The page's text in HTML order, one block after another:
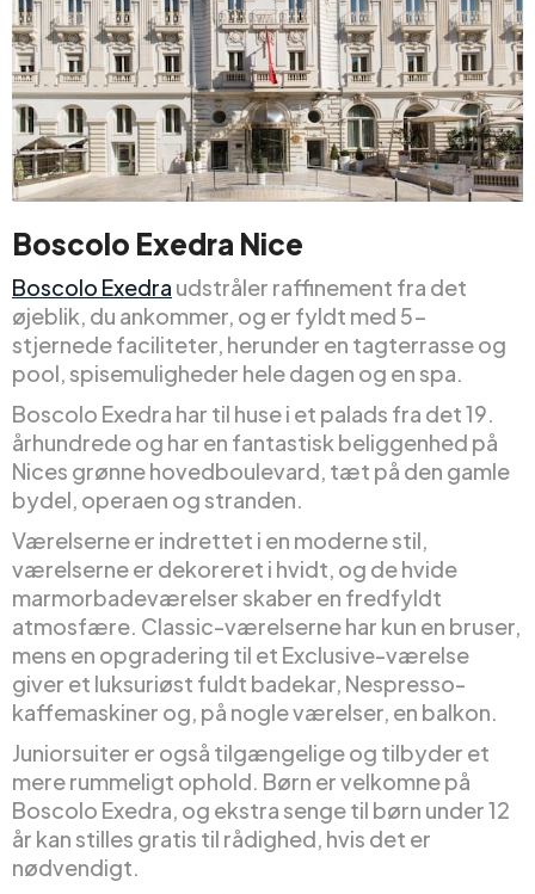
Boscolo Exedra Nice
Boscolo Exedra udstråler raffinement fra det
øjeblik, du ankommer, og er fyldt med 5-
stjernede faciliteter, herunder en tagterrasse og
pool, spisemuligheder hele dagen og en spa.
Boscolo Exedra har til huse i et palads fra det 19.
århundrede og har en fantastisk beliggenhed på
Nices grønne hovedboulevard, tæt på den gamle
bydel, operaen og stranden.
Værelserne er indrettet i en moderne stil,
værelserne er dekoreret i hvidt, og de hvide
marmorbadeværelser skaber en fredfyldt
atmosfære. Classic-værelserne har kun en bruser,
mens en opgradering til et Exclusive-værelse
giver et luksuriøst fuldt badekar, Nespresso-
kaffemaskiner og, på nogle værelser, en balkon.
Juniorsuiter er også tilgængelige og tilbyder et
mere rummeligt ophold. Børn er velkomne på
Boscolo Exedra, og ekstra senge til børn under 12
år kan stilles gratis til rådighed, hvis det er
nødvendigt.